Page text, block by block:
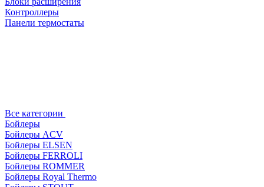
Контроллеры
Панели термостаты
Все категории
Бойлеры
Бойлеры ACV
Бойлеры ELSEN
Бойлеры FERROLI
Бойлеры ROMMER
Бойлеры Royal Thermo